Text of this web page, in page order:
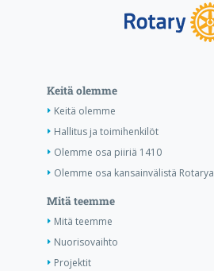
Keitä olemme
Keitä olemme
Hallitus ja toimihenkilöt
Olemme osa piiriä 1410
Olemme osa kansainvälistä Rotarya
Mitä teemme
Mitä teemme
Nuorisovaihto
Projektit